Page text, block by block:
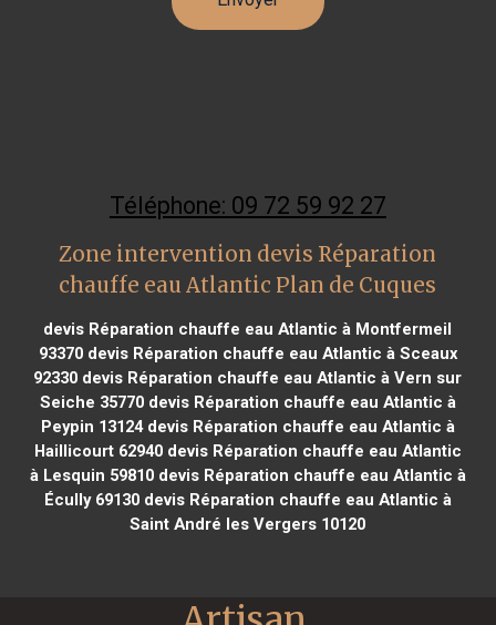
Téléphone: 09 72 59 92 27
Zone intervention devis Réparation
chauffe eau Atlantic Plan de Cuques
devis Réparation chauffe eau Atlantic à Montfermeil
93370devis Réparation chauffe eau Atlantic à Sceaux
92330 devis Réparation chauffe eau Atlantic à Vern sur
Seiche 35770devis Réparation chauffe eau Atlantic à
Peypin 13124devis Réparation chauffe eau Atlantic à
Haillicourt 62940devis Réparation chauffe eau Atlantic
à Lesquin 59810devis Réparation chauffe eau Atlantic à
Écully 69130devis Réparation chauffe eau Atlantic à
Saint André les Vergers 10120